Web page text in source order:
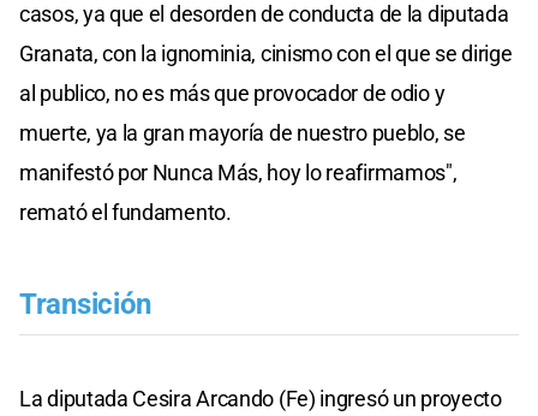
casos, ya que el desorden de conducta de la diputada
Granata, con la ignominia, cinismo con el que se dirige
al publico, no es más que provocador de odio y
muerte, ya la gran mayoría de nuestro pueblo, se
manifestó por Nunca Más, hoy lo reafirmamos",
remató el fundamento.
Transición
La diputada Cesira Arcando (Fe) ingresó un proyecto